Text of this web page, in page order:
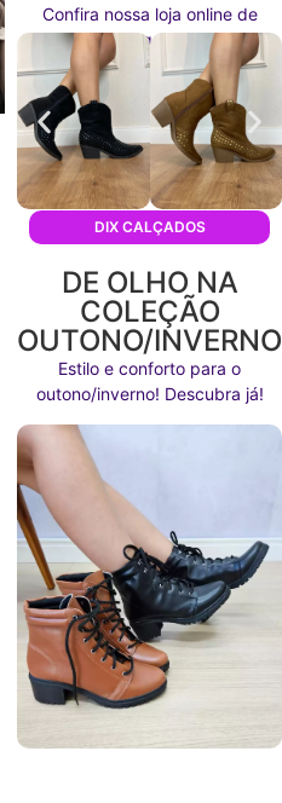
Confira nossa loja online de
calçados agora mesmo!
DIX CALÇADOS
DE OLHO NA
COLEÇÃO
OUTONO/INVERNO
Estilo e conforto para o
outono/inverno! Descubra já!